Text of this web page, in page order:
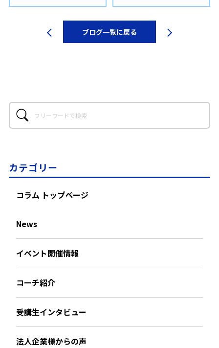
ブログ一覧に戻る
カテゴリー
コラム トップページ
News
イベント開催情報
コーチ紹介
受講生インタビュー
法人企業様からの声